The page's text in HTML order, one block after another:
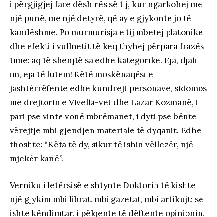
i përgjigjej fare dëshirës së tij, kur ngarkohej me
një punë, me një detyrë, që ay e gjykonte jo të
kandëshme. Po murmurisja e tij mbetej platonike
dhe efekti i vullnetit të keq thyhej përpara frazës
time: aq të shenjtë sa edhe kategorike. Eja, djali
im, eja të lutem! Këtë moskënaqësi e
jashtërrëfente edhe kundrejt personave, sidomos
me drejtorin e Vivella-vet dhe Lazar Kozmanë, i
pari pse vinte vonë mbrëmanet, i dyti pse bënte
vërejtje mbi gjendjen materiale të dyqanit. Edhe
thoshte: “Këta të dy, sikur të ishin vëllezër, një
mjekër kanë”.
Verniku i letërsisë e shtynte Doktorin të kishte
një gjykim mbi librat, mbi gazetat, mbi artikujt; se
ishte këndimtar, i pëlqente të dëftente opinionin,